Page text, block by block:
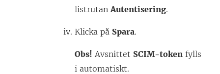
listrutan Autentisering.
Klicka på Spara.
Obs! Avsnittet SCIM-token fylls
i automatiskt.